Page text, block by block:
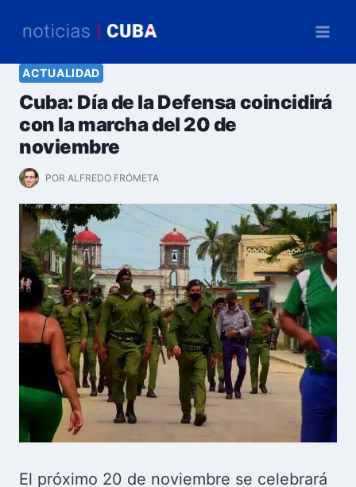
ACTUALIDAD
Cuba: Día de la Defensa coincidirá
con la marcha del 20 de
noviembre
POR ALFREDO FRÓMETA
El próximo 20 de noviembre se celebrará